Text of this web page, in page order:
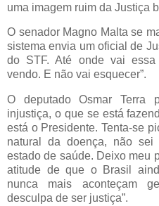
uma imagem ruim da Justiça
O senador Magno Malta se
sistema envia um oficial de
do STF. Até onde vai
vendo. E não vai esquecer”.
O deputado Osmar Terra
injustiça, o que se está
está o Presidente. Tenta-se
natural da doença, não
estado de saúde. Deixo meu
atitude de que o Brasil
nunca mais aconteçam
desculpa de ser justiça”.